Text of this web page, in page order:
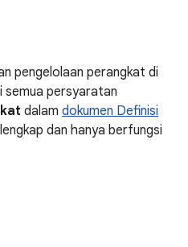
pengelolaan perangkat di
semua persyaratan
dalam dokumen Definisi
dan hanya berfungsi